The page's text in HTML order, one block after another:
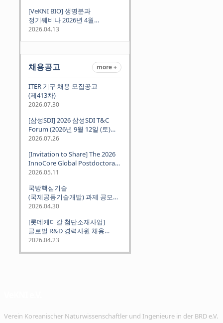
[VeKNI BIO] 생명분과
정기웨비나 2026년 4월
(2026.04.16 Thu 9:00PM)
2026.04.13
채용공고 more +
ITER 기구 채용 모집공고
(제413차)
2026.07.30
[삼성SDI] 2026 삼성SDI T&C
Forum (2026년 9월 12일 (토)
뮌헨 개최)
2026.07.26
[Invitation to Share] The 2026
InnoCore Global Postdoctoral
Job Fair: Meet Korea's 4 Major
Institutes
2026.05.11
국방핵심기술
(국제공동기술개발) 과제 공모
안내 (~2026.06.26)
2026.04.30
[롯데케미칼 첨단소재사업]
글로벌 R&D 경력사원 채용
(~2026. 5.5)
2026.04.23
Verein Koreanischer Naturwissenschaftler und Ingenieure in der BRD e.V.